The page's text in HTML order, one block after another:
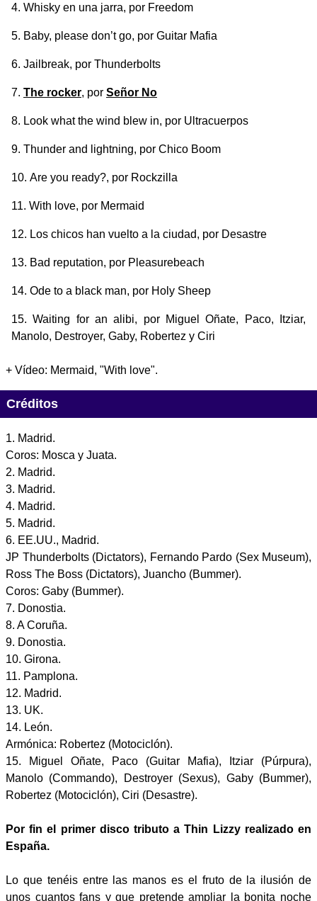
Whisky en una jarra, por Freedom
Baby, please don’t go, por Guitar Mafia
Jailbreak, por Thunderbolts
The rocker, por Señor No
Look what the wind blew in, por Ultracuerpos
Thunder and lightning, por Chico Boom
Are you ready?, por Rockzilla
With love, por Mermaid
Los chicos han vuelto a la ciudad, por Desastre
Bad reputation, por Pleasurebeach
Ode to a black man, por Holy Sheep
Waiting for an alibi, por Miguel Oñate, Paco, Itziar,
Manolo, Destroyer, Gaby, Robertez y Ciri
+ Vídeo: Mermaid, "With love".
Créditos
1. Madrid.
Coros: Mosca y Juata.
2. Madrid.
3. Madrid.
4. Madrid.
5. Madrid.
6. EE.UU., Madrid.
JP Thunderbolts (Dictators), Fernando Pardo (Sex Museum),
Ross The Boss (Dictators), Juancho (Bummer).
Coros: Gaby (Bummer).
7. Donostia.
8. A Coruña.
9. Donostia.
10. Girona.
11. Pamplona.
12. Madrid.
13. UK.
14. León.
Armónica: Robertez (Motociclón).
15. Miguel Oñate, Paco (Guitar Mafia), Itziar (Púrpura),
Manolo (Commando), Destroyer (Sexus), Gaby (Bummer),
Robertez (Motociclón), Ciri (Desastre).
Por fin el primer disco tributo a Thin Lizzy realizado en
España.
Lo que tenéis entre las manos es el fruto de la ilusión de
unos cuantos fans y que pretende ampliar la bonita noche